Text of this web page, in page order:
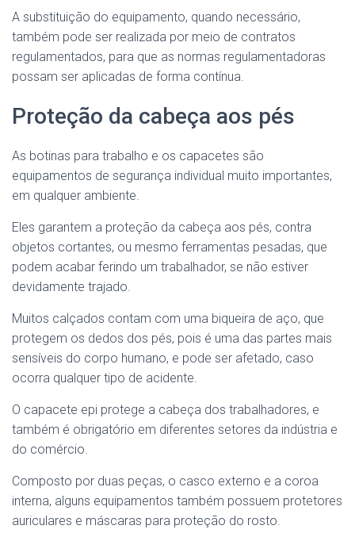
A substituição do equipamento, quando necessário,
também pode ser realizada por meio de contratos
regulamentados, para que as normas regulamentadoras
possam ser aplicadas de forma contínua.
Proteção da cabeça aos pés
As botinas para trabalho e os capacetes são
equipamentos de segurança individual muito importantes,
em qualquer ambiente.
Eles garantem a proteção da cabeça aos pés, contra
objetos cortantes, ou mesmo ferramentas pesadas, que
podem acabar ferindo um trabalhador, se não estiver
devidamente trajado.
Muitos calçados contam com uma biqueira de aço, que
protegem os dedos dos pés, pois é uma das partes mais
sensíveis do corpo humano, e pode ser afetado, caso
ocorra qualquer tipo de acidente.
O capacete epi protege a cabeça dos trabalhadores, e
também é obrigatório em diferentes setores da indústria e
do comércio.
Composto por duas peças, o casco externo e a coroa
interna, alguns equipamentos também possuem protetores
auriculares e máscaras para proteção do rosto.